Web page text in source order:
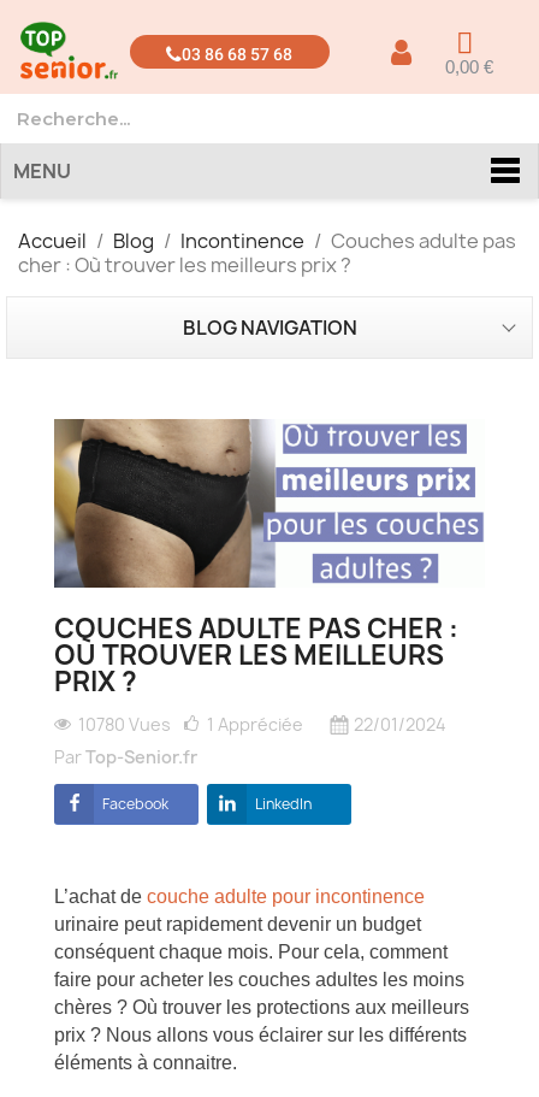
03 86 68 57 68
0,00 €
MENU
Accueil Blog Incontinence
Couches adulte pas
cher : Où trouver les meilleurs prix ?
BLOG NAVIGATION
COUCHES ADULTE PAS CHER :
OÙ TROUVER LES MEILLEURS
PRIX ?
10780 Vues 1 Appréciée
22/01/2024
ParTop-Senior.fr
Facebook LinkedIn
L’achat de couche adulte pour incontinence
urinaire peut rapidement devenir un budget
conséquent chaque mois. Pour cela, comment
faire pour acheter les couches adultes les moins
chères ? Où trouver les protections aux meilleurs
prix ? Nous allons vous éclairer sur les différents
éléments à connaitre.